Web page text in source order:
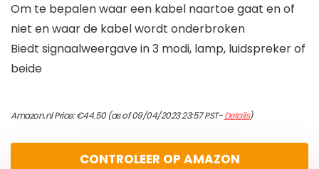
Om te bepalen waar een kabel naartoe gaat en of
niet en waar de kabel wordt onderbroken
Biedt signaalweergave in 3 modi, lamp, luidspreker of
beide
Amazon.nl Price:€44.50(as of 09/04/2023 23:57 PST-Details)
CONTROLEER OP AMAZON